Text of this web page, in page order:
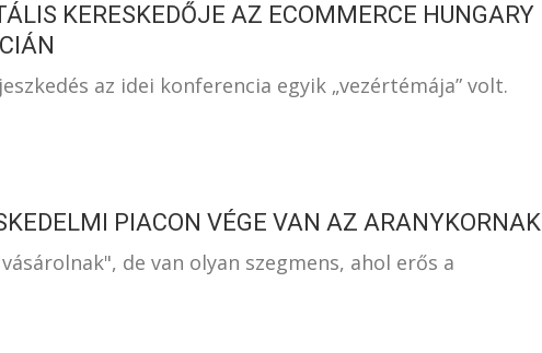
KERESKEDŐJE AZ ECOMMERCE HUNGARY
az idei konferencia egyik „vezértémája” volt.
PIACON VÉGE VAN AZ ARANYKORNAK
de van olyan szegmens, ahol erős a